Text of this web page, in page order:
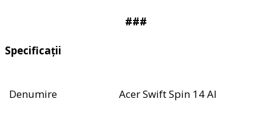
###
Specificații
Denumire Acer Swift Spin 14 AI